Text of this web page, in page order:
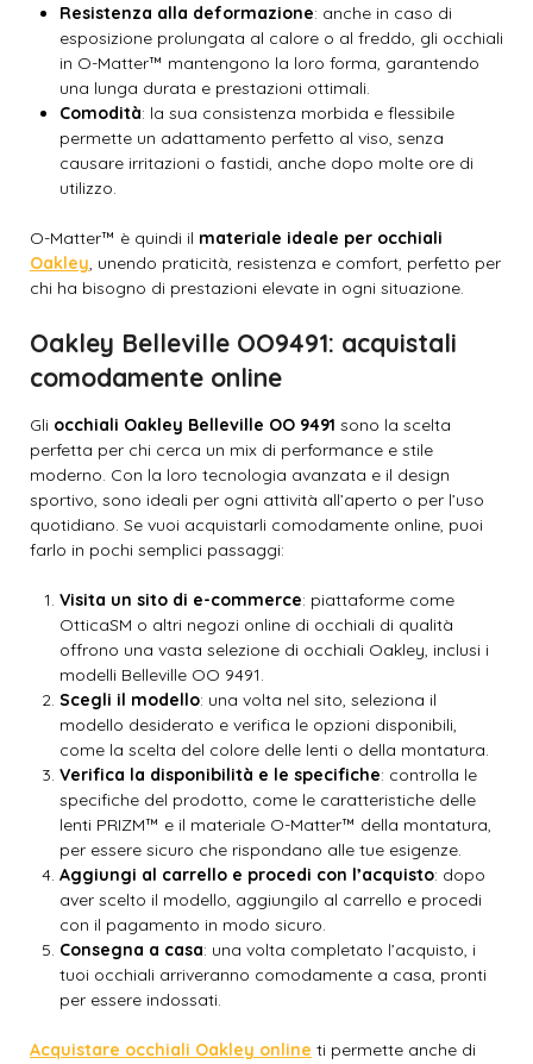
Resistenza alla deformazione: anche in caso di
esposizione prolungata al calore o al freddo, gli occhiali
in O-Matter™ mantengono la loro forma, garantendo
una lunga durata e prestazioni ottimali.
Comodità: la sua consistenza morbida e flessibile
permette un adattamento perfetto al viso, senza
causare irritazioni o fastidi, anche dopo molte ore di
utilizzo.
O-Matter™ è quindi il materiale ideale per occhiali
Oakley, unendo praticità, resistenza e comfort, perfetto per
chi ha bisogno di prestazioni elevate in ogni situazione.
Oakley Belleville OO9491: acquistali
comodamente online
Gli occhiali Oakley Belleville OO 9491 sono la scelta
perfetta per chi cerca un mix di performance e stile
moderno. Con la loro tecnologia avanzata e il design
sportivo, sono ideali per ogni attività all’aperto o per l’uso
quotidiano. Se vuoi acquistarli comodamente online, puoi
farlo in pochi semplici passaggi:
Visita un sito di e-commerce: piattaforme come
OtticaSM o altri negozi online di occhiali di qualità
offrono una vasta selezione di occhiali Oakley, inclusi i
modelli Belleville OO 9491.
Scegli il modello: una volta nel sito, seleziona il
modello desiderato e verifica le opzioni disponibili,
come la scelta del colore delle lenti o della montatura.
Verifica la disponibilità e le specifiche: controlla le
specifiche del prodotto, come le caratteristiche delle
lenti PRIZM™ e il materiale O-Matter™ della montatura,
per essere sicuro che rispondano alle tue esigenze.
Aggiungi al carrello e procedi con l’acquisto: dopo
aver scelto il modello, aggiungilo al carrello e procedi
con il pagamento in modo sicuro.
Consegna a casa: una volta completato l’acquisto, i
tuoi occhiali arriveranno comodamente a casa, pronti
per essere indossati.
Acquistare occhiali Oakley online ti permette anche di